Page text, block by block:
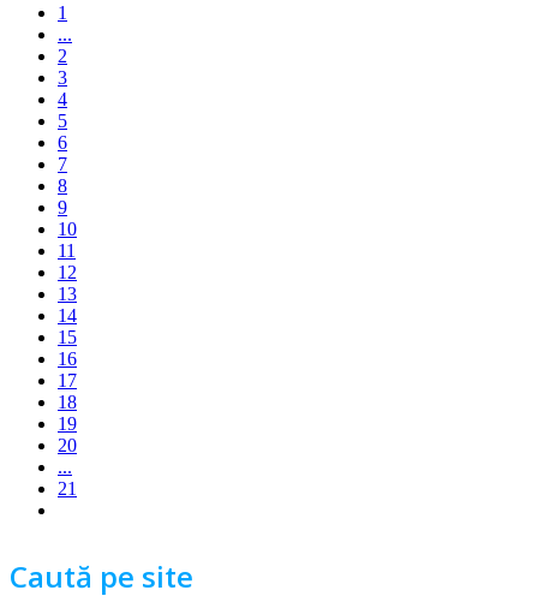
1
...
2
3
4
5
6
7
8
9
10
11
12
13
14
15
16
17
18
19
20
...
21
Caută pe site